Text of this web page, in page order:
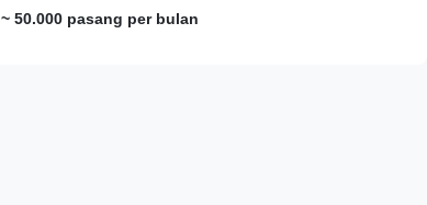
~ 50.000 pasang per bulan